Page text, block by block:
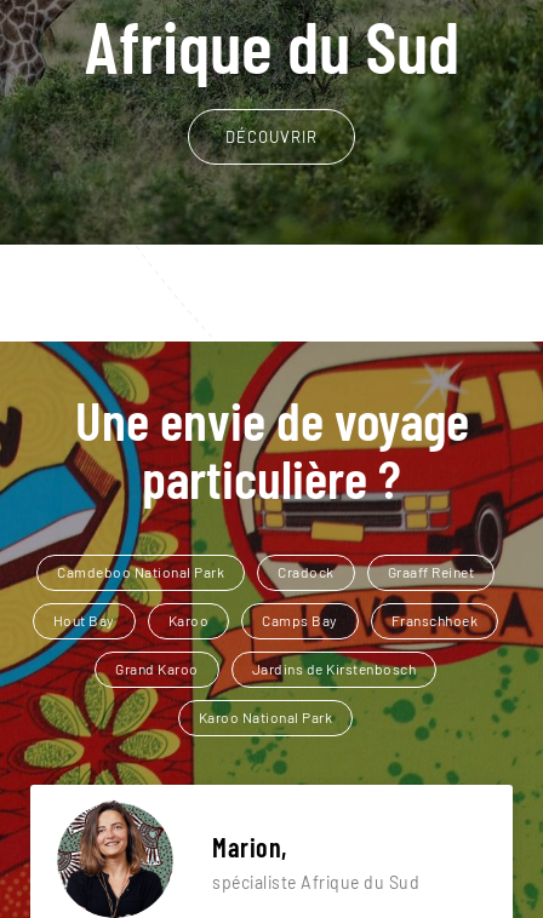
Afrique du Sud
DÉCOUVRIR
Une envie de voyage
particulière ?
Camdeboo National Park Cradock Graaff Reinet
Hout Bay Karoo Camps Bay Franschhoek
Grand Karoo Jardins de Kirstenbosch
Karoo National Park
Marion,
spécialiste Afrique du Sud